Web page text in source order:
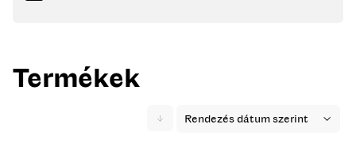
Termékek
Rendezésdátum szerint
Click